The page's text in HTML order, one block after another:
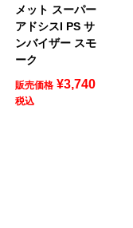
メット スーパー
アドシスI PS サ
ンバイザー スモ
ーク
販売価格 ¥3,740
税込